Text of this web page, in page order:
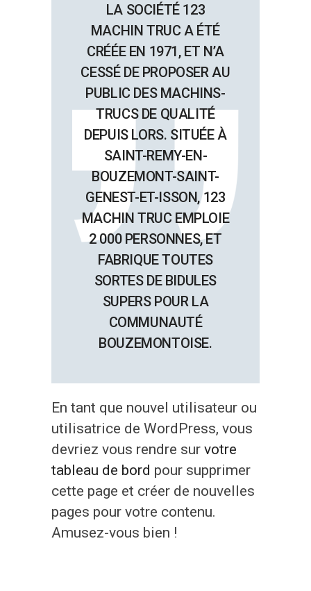
LA SOCIÉTÉ 123
MACHIN TRUC A ÉTÉ
CRÉÉE EN 1971, ET N’A
CESSÉ DE PROPOSER AU
PUBLIC DES MACHINS-
TRUCS DE QUALITÉ
DEPUIS LORS. SITUÉE À
SAINT-REMY-EN-
BOUZEMONT-SAINT-
GENEST-ET-ISSON, 123
MACHIN TRUC EMPLOIE
2 000 PERSONNES, ET
FABRIQUE TOUTES
SORTES DE BIDULES
SUPERS POUR LA
COMMUNAUTÉ
BOUZEMONTOISE.
En tant que nouvel utilisateur ou
utilisatrice de WordPress, vous
devriez vous rendre sur votre
tableau de bord pour supprimer
cette page et créer de nouvelles
pages pour votre contenu.
Amusez-vous bien !